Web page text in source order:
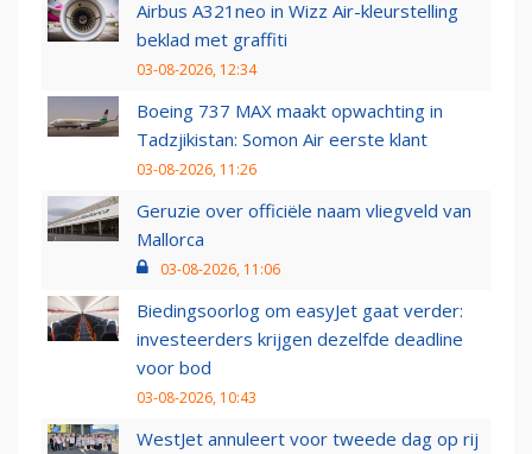
Airbus A321neo in Wizz Air-kleurstelling
beklad met graffiti
03-08-2026, 12:34
Boeing 737 MAX maakt opwachting in
Tadzjikistan: Somon Air eerste klant
03-08-2026, 11:26
Geruzie over officiële naam vliegveld van
Mallorca
03-08-2026, 11:06
Biedingsoorlog om easyJet gaat verder:
investeerders krijgen dezelfde deadline
voor bod
03-08-2026, 10:43
WestJet annuleert voor tweede dag op rij